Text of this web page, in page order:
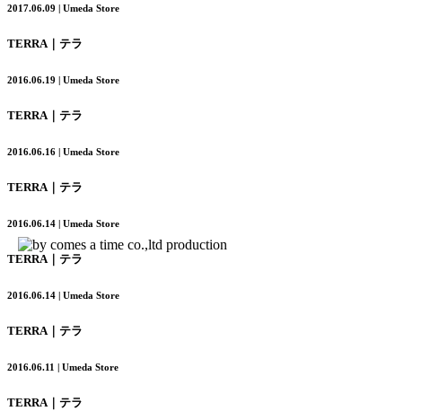
2017.06.09 | Umeda Store
TERRA｜テラ
2016.06.19 | Umeda Store
TERRA｜テラ
2016.06.16 | Umeda Store
TERRA｜テラ
2016.06.14 | Umeda Store
TERRA｜テラ
2016.06.14 | Umeda Store
TERRA｜テラ
2016.06.11 | Umeda Store
TERRA｜テラ